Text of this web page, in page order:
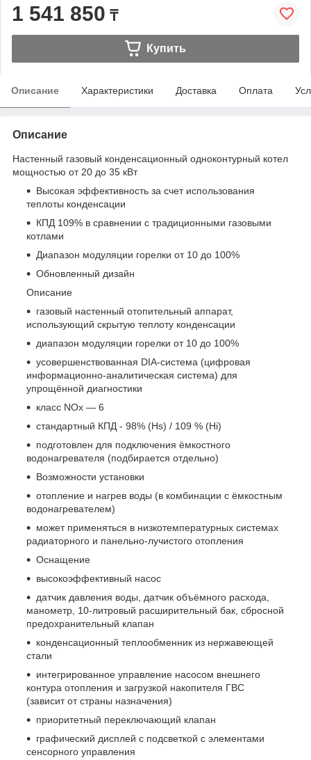
1 541 850 ₸
Купить
Описание Характеристики Доставка Оплата
Описание
Настенный газовый конденсационный одноконтурный котел
мощностью от 20 до 35 кВт
Высокая эффективность за счет использования
теплоты конденсации
КПД 109% в сравнении с традиционными газовыми
котлами
Диапазон модуляции горелки от 10 до 100%
Обновленный дизайн
Описание
газовый настенный отопительный аппарат,
использующий скрытую теплоту конденсации
диапазон модуляции горелки от 10 до 100%
усовершенствованная DIA-система (цифровая
информационно-аналитическая система) для
упрощённой диагностики
класс NOx — 6
стандартный КПД - 98% (Hs) / 109 % (Hi)
подготовлен для подключения ёмкостного
водонагревателя (подбирается отдельно)
Возможности установки
отопление и нагрев воды (в комбинации с ёмкостным
водонагревателем)
может применяться в низкотемпературных системах
радиаторного и панельно-лучистого отопления
Оснащение
высокоэффективный насос
датчик давления воды, датчик объёмного расхода,
манометр, 10-литровый расширительный бак, сбросной
предохранительный клапан
конденсационный теплообменник из нержавеющей
стали
интегрированное управление насосом внешнего
контура отопления и загрузкой накопителя ГВС
(зависит от страны назначения)
приоритетный переключающий клапан
графический дисплей с подсветкой с элементами
сенсорного управления